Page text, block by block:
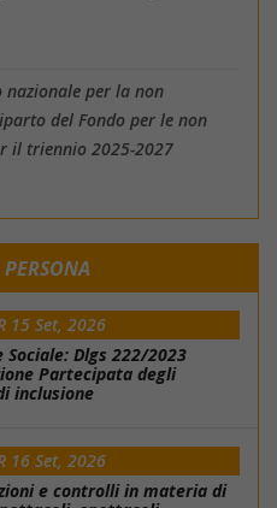
nazionale per la non
del Fondo per le non
il triennio 2025-2027
15 Set, 2026
Sociale: Dlgs 222/2023
Partecipata degli
inclusione
16 Set, 2026
e controlli in materia di